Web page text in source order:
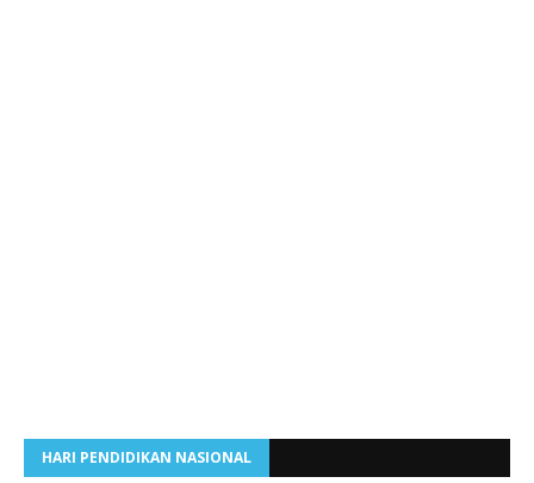
HARI PENDIDIKAN NASIONAL